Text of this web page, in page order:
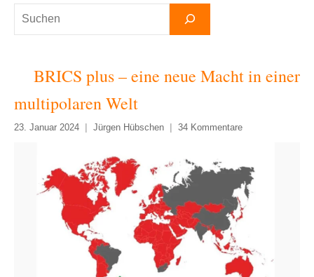
Suchen
BRICS plus – eine neue Macht in einer
multipolaren Welt
23. Januar 2024 Jürgen Hübschen 34 Kommentare